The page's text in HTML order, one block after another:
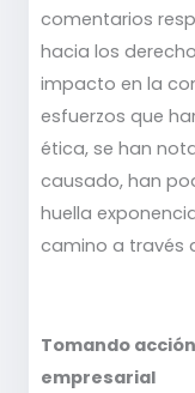
comentarios
hacia los
impacto en la
esfuerzos que
ética, se han
causado, han
huella
camino a través
Tomando
empresarial